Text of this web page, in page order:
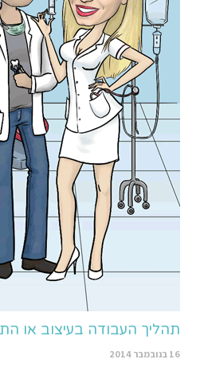
תהליך העבודה בעיצוב או
16 בנובמבר 2014